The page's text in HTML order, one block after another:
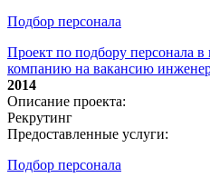
Подбор персонала
Проект по подбору персонала
компанию на вакансию
2014
Описание проекта:
Рекрутинг
Предоставленные услуги:
Подбор персонала